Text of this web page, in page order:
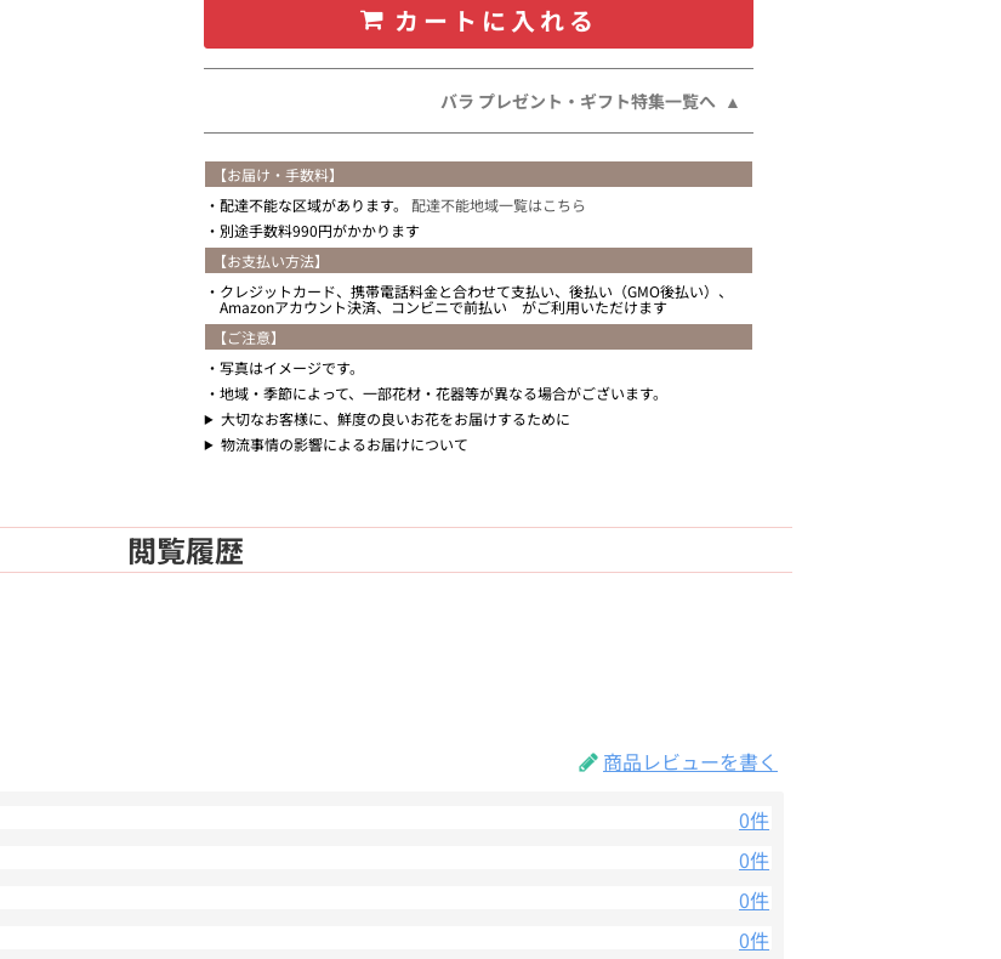
カートに入れる
バラ プレゼント・ギフト特集一覧へ
【お届け・手数料】
配達不能な区域があります。 配達不能地域一覧はこちら
別途手数料990円がかかります
【お支払い方法】
クレジットカード、携帯電話料金と合わせて支払い、後払い（GMO後払い）、
Amazonアカウント決済、コンビニで前払い がご利用いただけます
【ご注意】
写真はイメージです。
地域・季節によって、一部花材・花器等が異なる場合がございます。
大切なお客様に、鮮度の良いお花をお届けするために
物流事情の影響によるお届けについて
閲覧履歴
商品レビューを書く
0件
0件
0件
0件